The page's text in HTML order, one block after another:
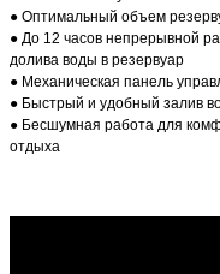
● Оптимальный объем
● До 12 часов непрерывной
долива воды в резервуар
● Механическая панель
● Быстрый и удобный залив
● Бесшумная работа для
отдыха